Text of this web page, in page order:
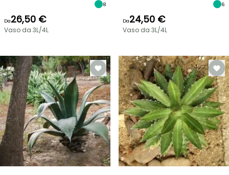
8
Da26,50 €
Vaso da 3L/4L
6
Da24,50 €
Vaso da 3L/4L